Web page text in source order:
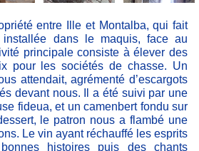
entre Ille et Montalba, qui fait
installée dans le maquis, face au
principale consiste à élever des
pour les sociétés de chasse. Un
attendait, agrémenté d’escargots
devant nous. Il a été suivi par une
fideua, et un camenbert fondu sur
le patron nous a flambé une
Le vin ayant réchauffé les esprits
histoires puis des chants